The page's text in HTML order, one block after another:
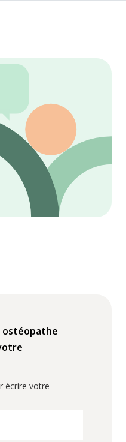
ostéopathe
écrire votre